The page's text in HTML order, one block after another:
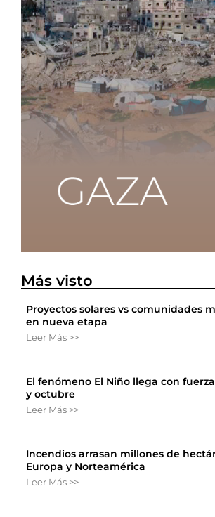
Más visto
Proyectos solares vs comunidades
en nueva etapa
Leer Más >>
El fenómeno El Niño llega con
y octubre
Leer Más >>
Incendios arrasan millones de
Europa y Norteamérica
Leer Más >>